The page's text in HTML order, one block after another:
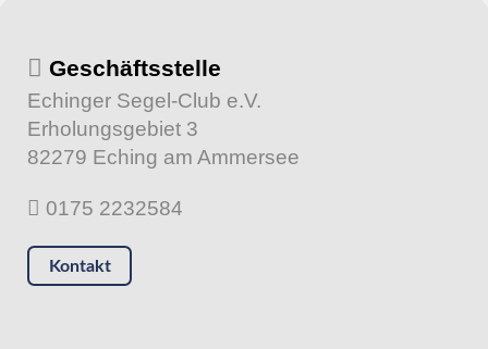
Geschäftsstelle
Echinger Segel-Club e.V.
Erholungsgebiet 3
82279 Eching am Ammersee
0175 2232584
Kontakt